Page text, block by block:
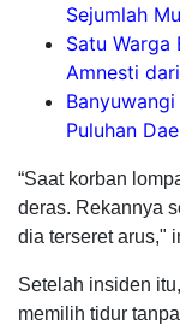
Sejumlah
Satu Warga
Amnesti
Puluhan
“Saat korban
deras. Rekannya
dia terseret arus,"
Setelah insiden
memilih tidur